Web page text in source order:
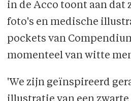
in de Acco toont aan dat
foto's en medische
pockets van
momenteel van witte
'We zijn geïnspireerd